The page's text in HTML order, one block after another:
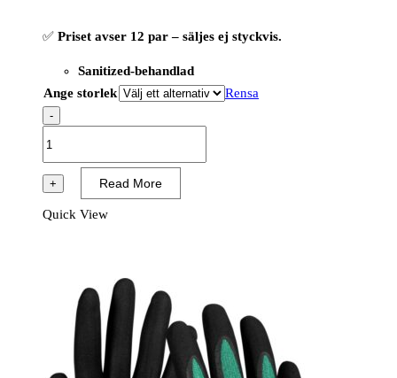
✅ Priset avser 12 par – säljes ej styckvis.
Sanitized-behandlad
Ange storlek
Rensa
-
Cut
Advanced
9901
mängd
+ Read More
Quick View